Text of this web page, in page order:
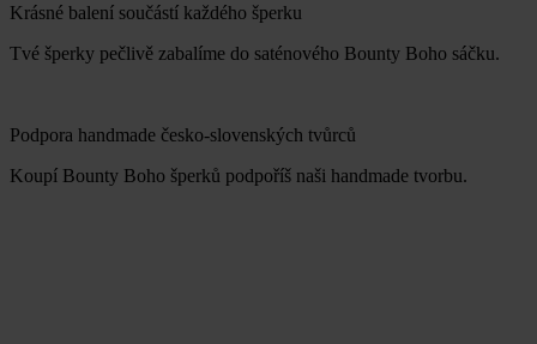
Krásné balení součástí každého šperku
Tvé šperky pečlivě zabalíme do saténového Bounty Boho sáčku.
Podpora handmade česko-slovenských tvůrců
Koupí Bounty Boho šperků podpoříš naši handmade tvorbu.